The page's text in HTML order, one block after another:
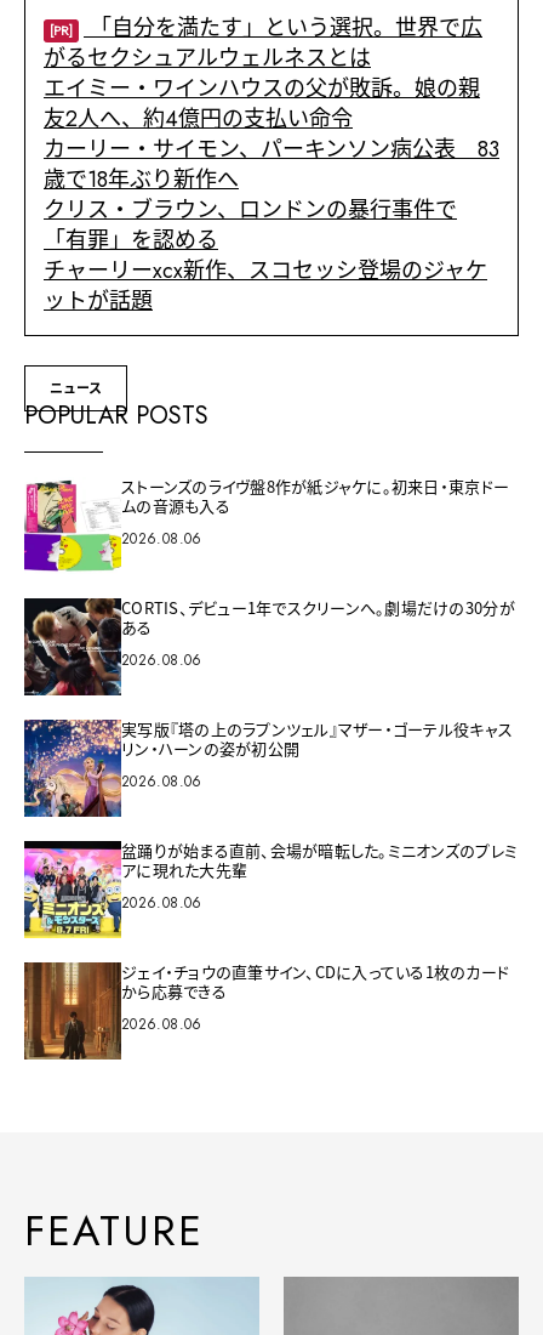
[PR] 「自分を満たす」という選択。世界で広
がるセクシュアルウェルネスとは
エイミー・ワインハウスの父が敗訴。娘の親
友2人へ、約4億円の支払い命令
カーリー・サイモン、パーキンソン病公表 83
歳で18年ぶり新作へ
クリス・ブラウン、ロンドンの暴行事件で
「有罪」を認める
チャーリーxcx新作、スコセッシ登場のジャケ
ットが話題
ニュース
POPULAR POSTS
ストーンズのライヴ盤8作が紙ジャケに。初来日・東京ドー
ムの音源も入る
2026.08.06
CORTIS、デビュー1年でスクリーンへ。劇場だけの30分が
ある
2026.08.06
実写版『塔の上のラプンツェル』マザー・ゴーテル役キャス
リン・ハーンの姿が初公開
2026.08.06
盆踊りが始まる直前、会場が暗転した。ミニオンズのプレミ
アに現れた大先輩
2026.08.06
ジェイ・チョウの直筆サイン、CDに入っている1枚のカード
から応募できる
2026.08.06
FEATURE